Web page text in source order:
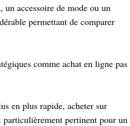
accessoire de mode ou un
permettant de comparer
comme achat en ligne pas
en plus rapide, acheter sur
particulièrement pertinent pour un